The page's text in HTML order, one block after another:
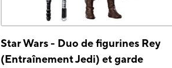
Star Wars - Duo de figurines Rey
(Entraînement Jedi) et garde